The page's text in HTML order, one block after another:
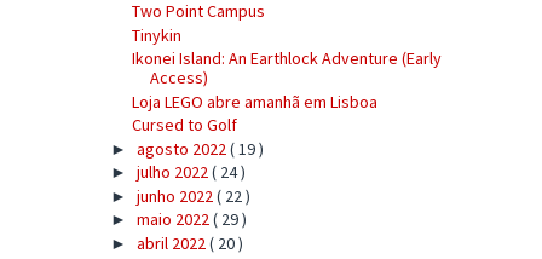
Two Point Campus
Tinykin
Ikonei Island: An Earthlock Adventure (Early
Access)
Loja LEGO abre amanhã em Lisboa
Cursed to Golf
► agosto 2022( 19 )
► julho 2022( 24 )
► junho 2022( 22 )
► maio 2022( 29 )
► abril 2022( 20 )